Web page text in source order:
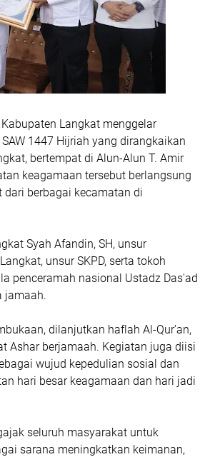
Langkat menggelar
1447 Hijriah yang dirangkaikan
bertempat di Alun-Alun T. Amir
keagamaan tersebut berlangsung
berbagai kecamatan di
Syah Afandin, SH, unsur
unsur SKPD, serta tokoh
penceramah nasional Ustadz Das'ad
jamaah.
dilanjutkan haflah Al-Qur’an,
Ashar berjamaah. Kegiatan juga diisi
wujud kepedulian sosial dan
hari besar keagamaan dan hari jadi
seluruh masyarakat untuk
sarana meningkatkan keimanan,